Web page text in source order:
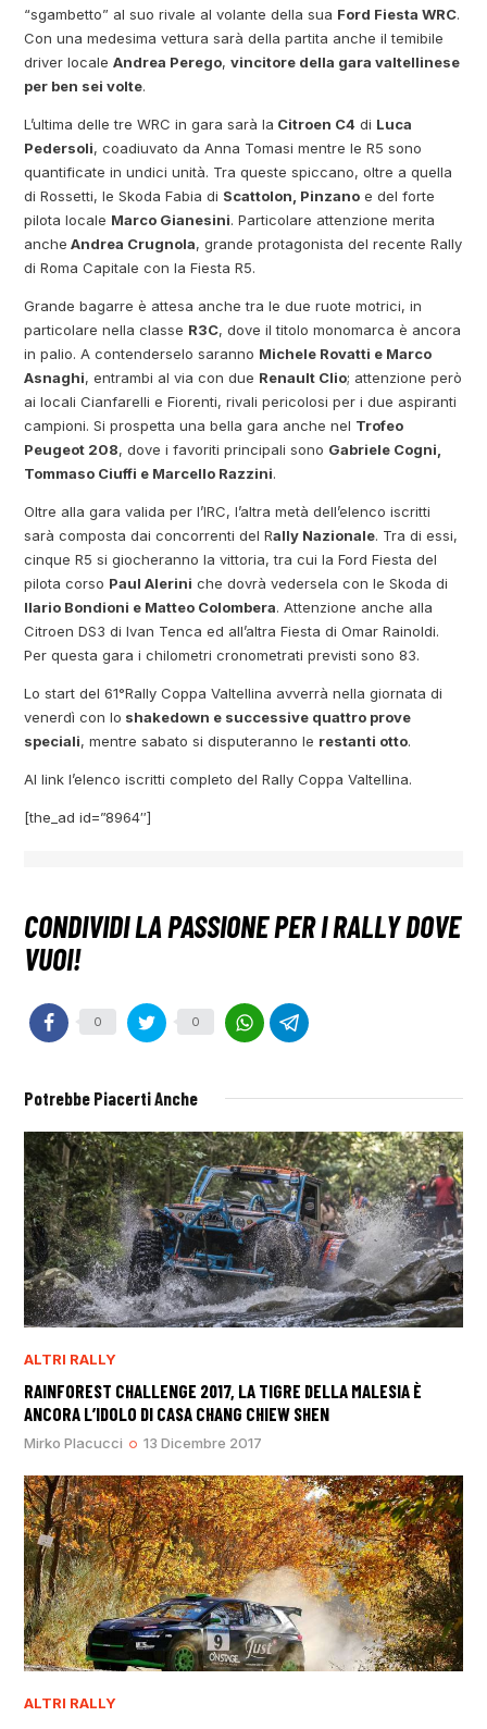
“sgambetto” al suo rivale al volante della sua Ford Fiesta WRC.
Con una medesima vettura sarà della partita anche il temibile
driver localeAndrea Perego,vincitore della gara valtellinese
per ben sei volte.
L’ultima delle tre WRC in gara sarà la Citroen C4 di Luca
Pedersoli, coadiuvato da Anna Tomasi mentre le R5 sono
quantificate in undici unità. Tra queste spiccano, oltre a quella
di Rossetti, le Skoda Fabia di Scattolon, Pinzano e del forte
pilota locale Marco Gianesini. Particolare attenzione merita
anche Andrea Crugnola, grande protagonista del recente Rally
di Roma Capitale con la Fiesta R5.
Grande bagarre è attesa anche tra le due ruote motrici, in
particolare nella classe R3C, dove il titolo monomarca è ancora
in palio. A contenderselo saranno Michele Rovatti e Marco
Asnaghi, entrambi al via con due Renault Clio; attenzione però
ai locali Cianfarelli e Fiorenti, rivali pericolosi per i due aspiranti
campioni. Si prospetta una bella gara anche nel Trofeo
Peugeot 208, dove i favoriti principali sono Gabriele Cogni,
Tommaso Ciuffi e Marcello Razzini.
Oltre alla gara valida per l’IRC, l’altra metà dell’elenco iscritti
sarà composta dai concorrenti del Rally Nazionale. Tra di essi,
cinque R5 si giocheranno la vittoria, tra cui la Ford Fiesta del
pilota corso Paul Alerini che dovrà vedersela con le Skoda di
Ilario Bondioni e Matteo Colombera. Attenzione anche alla
Citroen DS3 di Ivan Tenca ed all’altra Fiesta di Omar Rainoldi.
Per questa gara i chilometri cronometrati previsti sono 83.
Lo start del 61°Rally Coppa Valtellina avverrà nella giornata di
venerdì con lo shakedown e successive quattro prove
speciali, mentre sabato si disputeranno le restanti otto.
Al link l’elenco iscritti completo del Rally Coppa Valtellina.
[the_ad id=”8964″]
0 0
Potrebbe Piacerti Anche
ALTRI RALLY
RAINFOREST CHALLENGE 2017, LA TIGRE DELLA MALESIA È
ANCORA L’IDOLO DI CASA CHANG CHIEW SHEN
Mirko Placucci 13 Dicembre 2017
ALTRI RALLY